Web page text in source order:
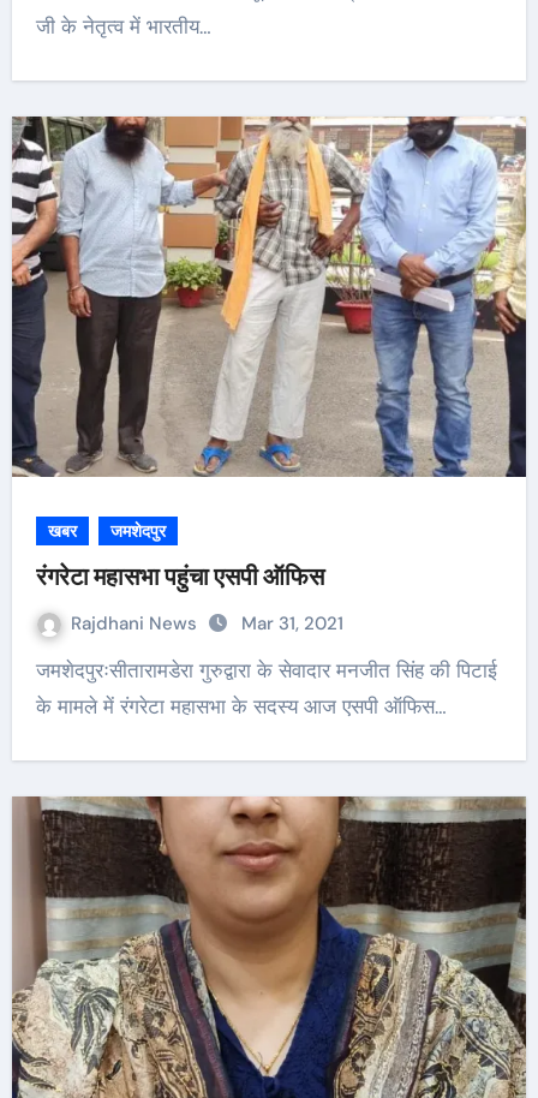
जी के नेतृत्व में भारतीय…
खबर जमशेदपुर
रंगरेटा महासभा पहुंचा एसपी ऑफिस
Rajdhani News Mar 31, 2021
जमशेदपुरःसीतारामडेरा गुरुद्वारा के सेवादार मनजीत सिंह की पिटाई
के मामले में रंगरेटा महासभा के सदस्य आज एसपी ऑफिस…